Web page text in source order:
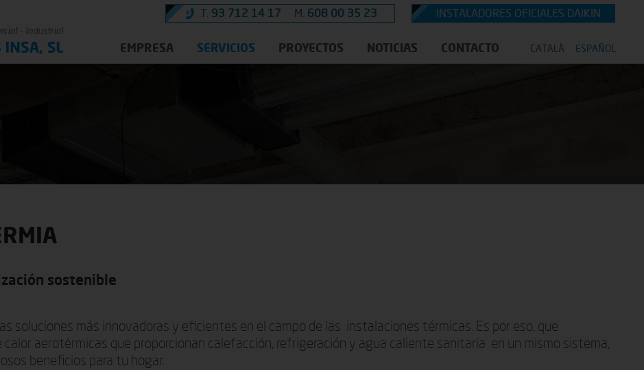
T. 93 712 14 17 M. 608 00 35 23 INSTALADORES OFICIALES DAIKIN
EMPRESA SERVICIOS PROYECTOS NOTICIAS CONTACTO CATALÀ ESPAÑOL
sostenible
soluciones más innovadoras y eficientes en el campo de las instalaciones térmicas. Es por eso, que
aerotérmicas que proporcionan calefacción, refrigeración y agua caliente sanitaria en un mismo sistema,
beneficios para tu hogar.